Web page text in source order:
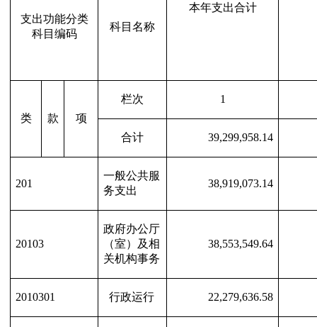
本年支出合计
支出功能分类
科目编码
科目名称
类 款 项
栏次 1
合计 39,299,958.14
201
一般公共服
务支出
38,919,073.14
20103
政府办公厅
（室）及相
关机构事务
38,553,549.64
2010301 行政运行 22,279,636.58